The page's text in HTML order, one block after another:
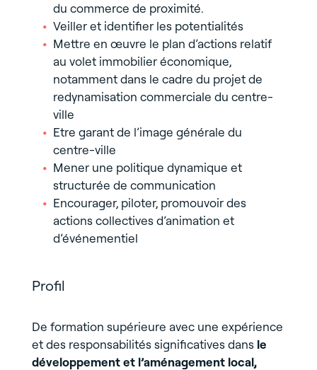
du commerce de proximité.
Veiller et identifier les potentialités
Mettre en œuvre le plan d’actions relatif
au volet immobilier économique,
notamment dans le cadre du projet de
redynamisation commerciale du centre-
ville
Etre garant de l’image générale du
centre-ville
Mener une politique dynamique et
structurée de communication
Encourager, piloter, promouvoir des
actions collectives d’animation et
d’événementiel
Profil
De formation supérieure avec une expérience
et des responsabilités significatives dans le
développement et l’aménagement local,